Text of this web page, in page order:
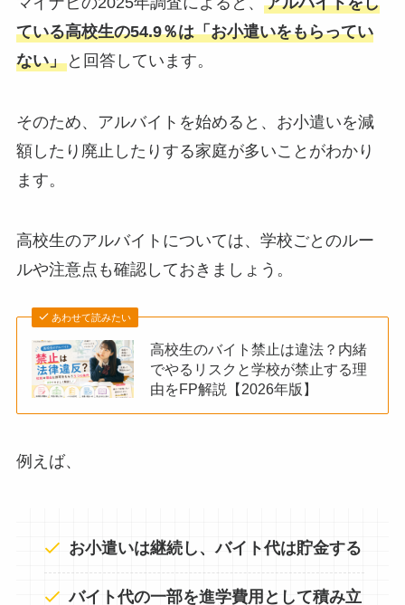
ている高校生の54.9％は「お小遣いをもらってい
ない」と回答しています。
そのため、アルバイトを始めると、お小遣いを減
額したり廃止したりする家庭が多いことがわかり
ます。
高校生のアルバイトについては、学校ごとのルー
ルや注意点も確認しておきましょう。
あわせて読みたい
高校生のバイト禁止は違法？内緒
でやるリスクと学校が禁止する理
由をFP解説【2026年版】
例えば、
お小遣いは継続し、バイト代は貯金する
バイト代の一部を進学費用として積み立